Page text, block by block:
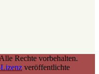
Rechte vorbehalten.
veröffentlichte